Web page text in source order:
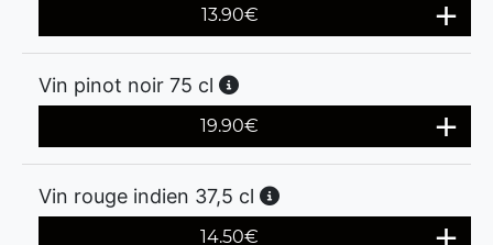
13.90€
Vin pinot noir 75 cl
19.90€
Vin rouge indien 37,5 cl
14.50€